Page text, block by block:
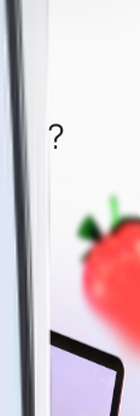
донатах